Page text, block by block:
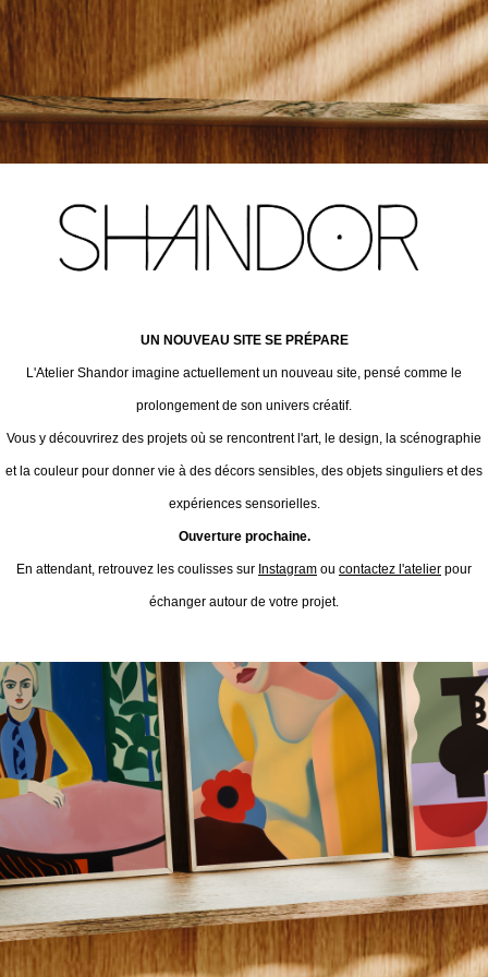
UN NOUVEAU SITE SE PRÉPARE
L'Atelier Shandor imagine actuellement un nouveau site, pensé comme le
prolongement de son univers créatif.
Vous y découvrirez des projets où se rencontrent l'art, le design, la scénographie
et la couleur pour donner vie à des décors sensibles, des objets singuliers et des
expériences sensorielles.
Ouverture prochaine.
En attendant, retrouvez les coulisses sur Instagram ou contactez l'atelier pour
échanger autour de votre projet.